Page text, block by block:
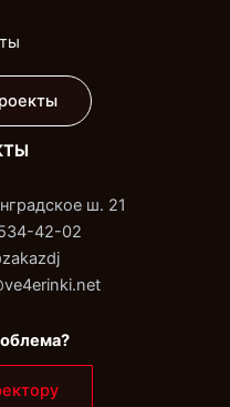
ш. 21
42-02‬